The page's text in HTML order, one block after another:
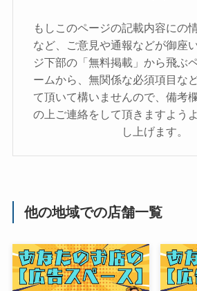
もしこのページの記載内容にの
など、ご意見や通報などが御座
ジ下部の「無料掲載」から飛ぶ
ームから、無関係な必須項目な
て頂いて構いませんので、備考
の上ご連絡をして頂きますよう
し上げます。
他の地域での店舗一覧